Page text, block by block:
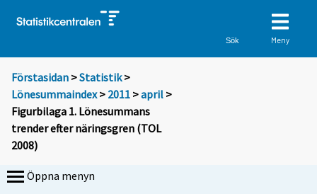
Sök Meny
Förstasidan >Statistik >
Lönesummaindex> 2011 >april >
Figurbilaga 1. Lönesummans
trender efter näringsgren (TOL
2008)
Öppna menyn